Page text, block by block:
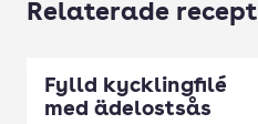
Relaterade recept
Fylld kycklingfilé
med ädelostsås